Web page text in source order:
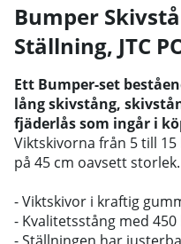
Bumper
Ställning, JTC
Ett Bumper-set
lång skivstång,
fjäderlås som ingår i
Viktskivorna från 5 till
på 45 cm oavsett storlek.
- Viktskivor i kraftig
- Kvalitetsstång med